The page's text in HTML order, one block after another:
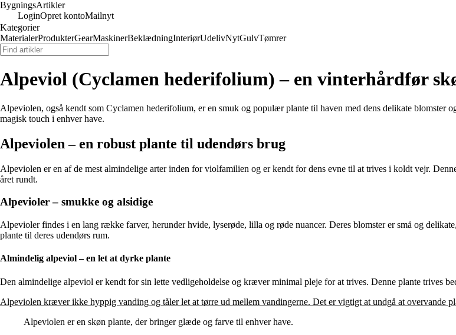
BygningsArtikler
LoginOpret kontoMailnyt
Kategorier
MaterialerProdukterGearMaskinerBeklædningInteriørUdelivNytGulvTømrer
Alpeviol (Cyclamen hederifolium) – en vinterhårdfør
Alpeviolen, også kendt som Cyclamen hederifolium, er en smuk og populær plante til haven med dens delikate blomster
magisk touch i enhver have.
Alpeviolen – en robust plante til udendørs brug
Alpeviolen er en af de mest almindelige arter inden for violfamilien og er kendt for dens evne til at trives i koldt vejr.
året rundt.
Alpevioler – smukke og alsidige
Alpevioler findes i en lang række farver, herunder hvide, lyserøde, lilla og røde nuancer. Deres blomster er små og
plante til deres udendørs rum.
Almindelig alpeviol – en let at dyrke plante
Den almindelige alpeviol er kendt for sin lette vedligeholdelse og kræver minimal pleje for at trives. Denne plante trives
Alpeviolen kræver ikke hyppig vanding og tåler let at tørre ud mellem vandingerne. Det er vigtigt at undgå at overvande
Alpeviolen er en skøn plante, der bringer glæde og farve til enhver have.